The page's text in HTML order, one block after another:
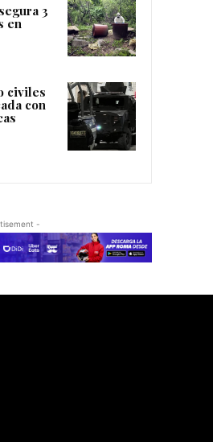
3
en
civiles
con
-